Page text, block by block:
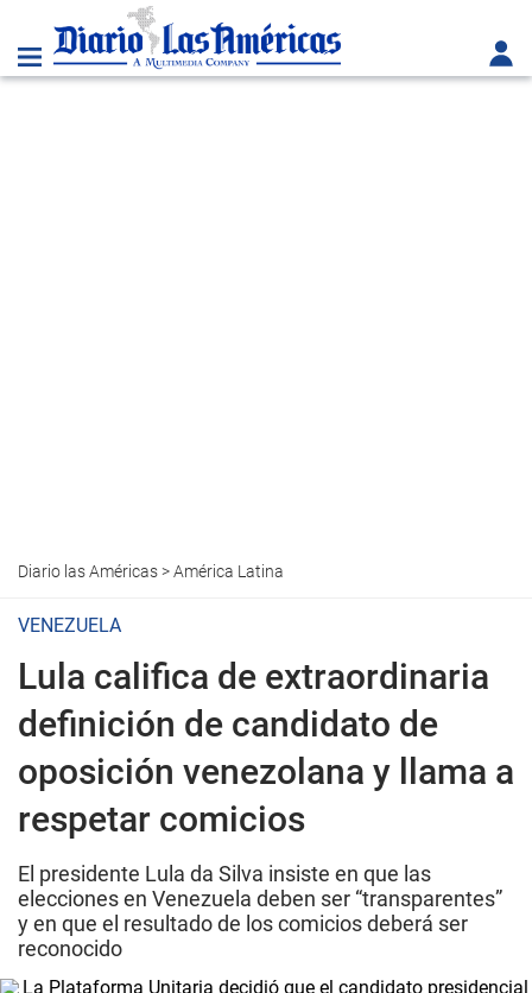
Diario las Américas>América Latina
VENEZUELA
Lula califica de extraordinaria
definición de candidato de
oposición venezolana y llama a
respetar comicios
El presidente Lula da Silva insiste en que las
elecciones en Venezuela deben ser “transparentes”
y en que el resultado de los comicios deberá ser
reconocido